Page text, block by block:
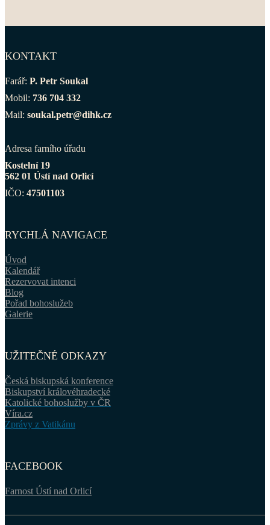
KONTAKT
Farář: P. Petr Soukal
Mobil: 736 704 332
Mail: soukal.petr@dihk.cz
Adresa farního úřadu
Kostelní 19
562 01 Ústí nad Orlicí
IČO: 47501103
RYCHLÁ NAVIGACE
Úvod
Kalendář
Rezervovat intenci
Blog
Pořad bohoslužeb
Galerie
UŽITEČNÉ ODKAZY
Česká biskupská konference
Biskupství královéhradecké
Katolické bohoslužby v ČR
Víra.cz
Zprávy z Vatikánu
FACEBOOK
Farnost Ústí nad Orlicí